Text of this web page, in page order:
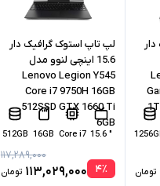
تومان
لپ تاپ استوک گرافیک دار
15.6 اینچی لنوو مدل
Lenovo Legion Y545
Core i7 9750H 16GB
512SSD GTX 1660 Ti
6GB
" 15.6
Core i7
16GB
512GB
۴٪
۱۱۷,۲۸۹,۰۰۰
۱۱۳,۰۲۹,۰۰۰ تومان